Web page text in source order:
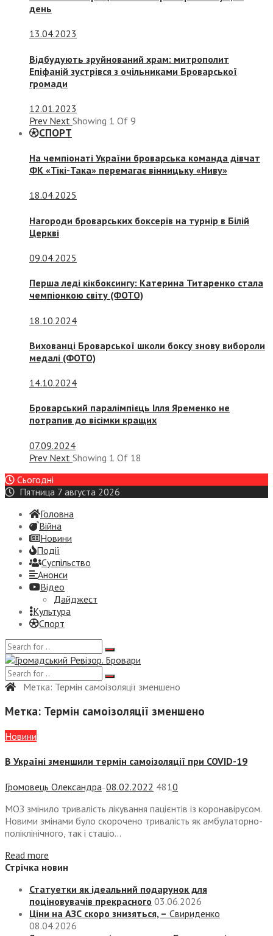
день
13.04.2023
Відбудують зруйнований храм: митрополит
Епіфаній зустрівся з очільниками Броварської
громади
12.01.2023
Prev Next Showing 1 Of 9
СПОРТ
На чемпіонаті України броварська команда дівчат
ФК «Тікі-Така» перемагає вінницьку «Ниву»
18.04.2025
Нагороди броварських боксерів на турнір в Білій
Церкві
09.04.2025
Перша леді кікбоксингу: Катерина Титаренко стала
чемпіонкою світу (ФОТО)
18.10.2024
Вихованці Броварської школи боксу знову вибороли
медалі (ФОТО)
14.10.2024
Броварський паралімпієць Ілля Яременко не
потрапив до вісімки кращих
07.09.2024
Prev Next Showing 1 Of 18
Сьогодні
Пятница 7 августа 2026
Головна
Війна
Новини
Події
Суспiльство
Анонси
Відео
Дайджест
Культура
Спорт
Метка: Термін самоізоляції зменшено
Метка: Термін самоізоляції зменшено
Новини
В Україні зменшили термін самоізоляції при COVID-19
Громовець Олександра —08.02.2022 4810
МОЗ змінило тривалість лікування пацієнтів із коронавірусом.
Новими змінами було скорочено тривалість як амбулаторно-
поліклінічного, так і стаціо...
Read more
Стрічка новин
Статуетки як ідеальний подарунок для
поціновувачів прекрасного 03.06.2026
Ціни на АЗС скоро знизяться, – Свириденко
08.04.2026